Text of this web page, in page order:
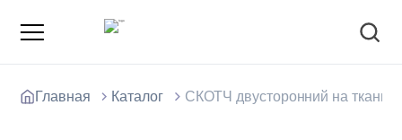
Главная Каталог СКОТЧ двусторонний на ткани